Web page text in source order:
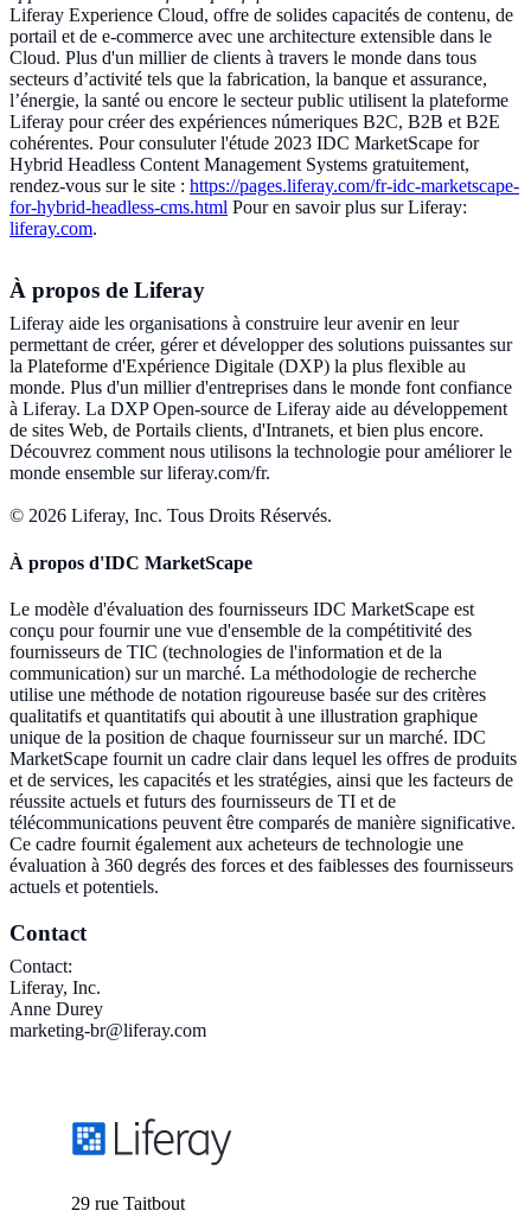
Liferay Experience Cloud, offre de solides capacités de contenu, de
portail et de e-commerce avec une architecture extensible dans le
Cloud. Plus d'un millier de clients à travers le monde dans tous
secteurs d’activité tels que la fabrication, la banque et assurance,
l’énergie, la santé ou encore le secteur public utilisent la plateforme
Liferay pour créer des expériences númeriques B2C, B2B et B2E
cohérentes. Pour consuluter l'étude 2023 IDC MarketScape for
Hybrid Headless Content Management Systems gratuitement,
rendez-vous sur le site : https://pages.liferay.com/fr-idc-marketscape-
for-hybrid-headless-cms.html Pour en savoir plus sur Liferay:
liferay.com.
À propos de Liferay
Liferay aide les organisations à construire leur avenir en leur
permettant de créer, gérer et développer des solutions puissantes sur
la Plateforme d'Expérience Digitale (DXP) la plus flexible au
monde. Plus d'un millier d'entreprises dans le monde font confiance
à Liferay. La DXP Open-source de Liferay aide au développement
de sites Web, de Portails clients, d'Intranets, et bien plus encore.
Découvrez comment nous utilisons la technologie pour améliorer le
monde ensemble sur liferay.com/fr.
© 2026 Liferay, Inc. Tous Droits Réservés.
À propos d'IDC MarketScape
Le modèle d'évaluation des fournisseurs IDC MarketScape est
conçu pour fournir une vue d'ensemble de la compétitivité des
fournisseurs de TIC (technologies de l'information et de la
communication) sur un marché. La méthodologie de recherche
utilise une méthode de notation rigoureuse basée sur des critères
qualitatifs et quantitatifs qui aboutit à une illustration graphique
unique de la position de chaque fournisseur sur un marché. IDC
MarketScape fournit un cadre clair dans lequel les offres de produits
et de services, les capacités et les stratégies, ainsi que les facteurs de
réussite actuels et futurs des fournisseurs de TI et de
télécommunications peuvent être comparés de manière significative.
Ce cadre fournit également aux acheteurs de technologie une
évaluation à 360 degrés des forces et des faiblesses des fournisseurs
actuels et potentiels.
Contact
Contact:
Liferay, Inc.
Anne Durey
marketing-br@liferay.com
29 rue Taitbout